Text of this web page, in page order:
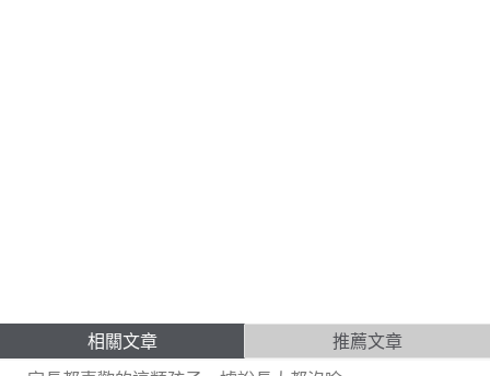
相關文章 推薦文章